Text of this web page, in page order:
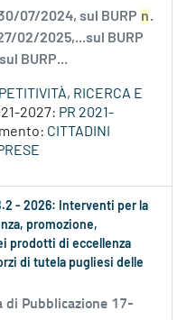
07/2024, sul BURP n.
02/2025,...sul BURP
BURP...
RICERCA E
2027: PR 2021-
CITTADINI
- 2026: Interventi per la
promozione,
prodotti di eccellenza
di tutela pugliesi delle
di Pubblicazione 17-